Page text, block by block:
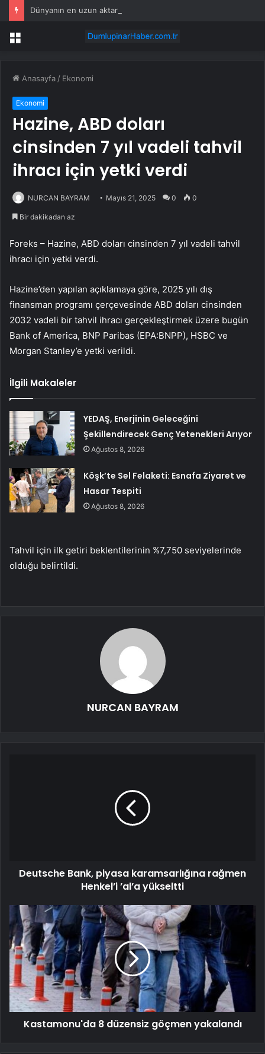
Menü
Anasayfa / Ekonomi
Ekonomi
Hazine, ABD doları
cinsinden 7 yıl vadeli tahvil
ihracı için yetki verdi
NURCAN BAYRAM Mayıs 21, 2025 0 0
Bir dakikadan az
Foreks – Hazine, ABD doları cinsinden 7 yıl vadeli tahvil
ihracı için yetki verdi.
Hazine’den yapılan açıklamaya göre, 2025 yılı dış
finansman programı çerçevesinde ABD doları cinsinden
2032 vadeli bir tahvil ihracı gerçekleştirmek üzere bugün
Bank of America, BNP Paribas (EPA:BNPP), HSBC ve
Morgan Stanley’e yetki verildi.
İlgili Makaleler
YEDAŞ, Enerjinin Geleceğini
Şekillendirecek Genç Yetenekleri Arıyor
Ağustos 8, 2026
Köşk’te Sel Felaketi: Esnafa Ziyaret ve
Hasar Tespiti
Ağustos 8, 2026
Tahvil için ilk getiri beklentilerinin %7,750 seviyelerinde
olduğu belirtildi.
NURCAN BAYRAM
Deutsche Bank, piyasa karamsarlığına rağmen
Henkel’i ’al’a yükseltti
Kastamonu'da 8 düzensiz göçmen yakalandı